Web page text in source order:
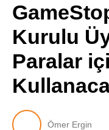
Kurulu
Paralar
Ömer Ergin